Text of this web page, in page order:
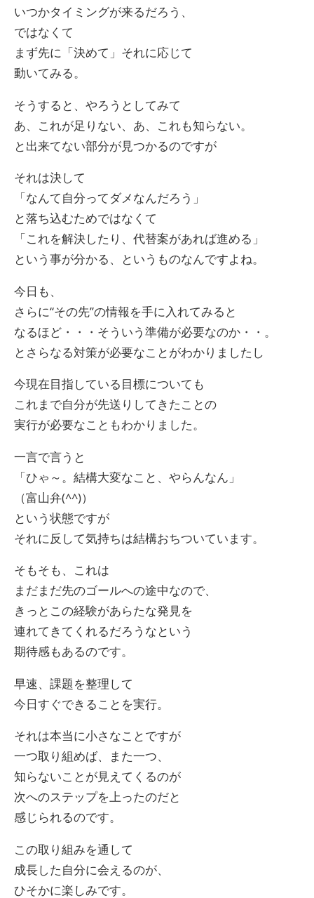
いつかタイミングが来るだろう、
ではなくて
まず先に「決めて」それに応じて
動いてみる。
そうすると、やろうとしてみて
あ、これが足りない、あ、これも知らない。
と出来てない部分が見つかるのですが
それは決して
「なんて自分ってダメなんだろう」
と落ち込むためではなくて
「これを解決したり、代替案があれば進める」
という事が分かる、というものなんですよね。
今日も、
さらに“その先”の情報を手に入れてみると
なるほど・・・そういう準備が必要なのか・・。
とさらなる対策が必要なことがわかりましたし
今現在目指している目標についても
これまで自分が先送りしてきたことの
実行が必要なこともわかりました。
一言で言うと
「ひゃ～。結構大変なこと、やらんなん」
（富山弁(^^)）
という状態ですが
それに反して気持ちは結構おちついています。
そもそも、これは
まだまだ先のゴールへの途中なので、
きっとこの経験があらたな発見を
連れてきてくれるだろうなという
期待感もあるのです。
早速、課題を整理して
今日すぐできることを実行。
それは本当に小さなことですが
一つ取り組めば、また一つ、
知らないことが見えてくるのが
次へのステップを上ったのだと
感じられるのです。
この取り組みを通して
成長した自分に会えるのが、
ひそかに楽しみです。